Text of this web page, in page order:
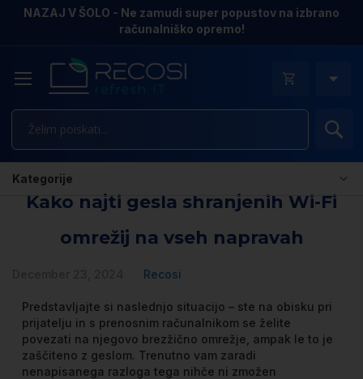
NAZAJ V ŠOLO - Ne zamudi super popustov na izbrano
računalniško opremo!
Kako najti gesla shranjenih Wi-Fi
omrežij na vseh napravah
Recosi
Predstavljajte si naslednjo situacijo – ste na obisku pri
prijatelju in s prenosnim računalnikom se želite
povezati na njegovo brezžično omrežje, ampak le to je
zaščiteno z geslom. Trenutno vam zaradi
nenapisanega razloga tega nihče ni zmožen
Kategorije